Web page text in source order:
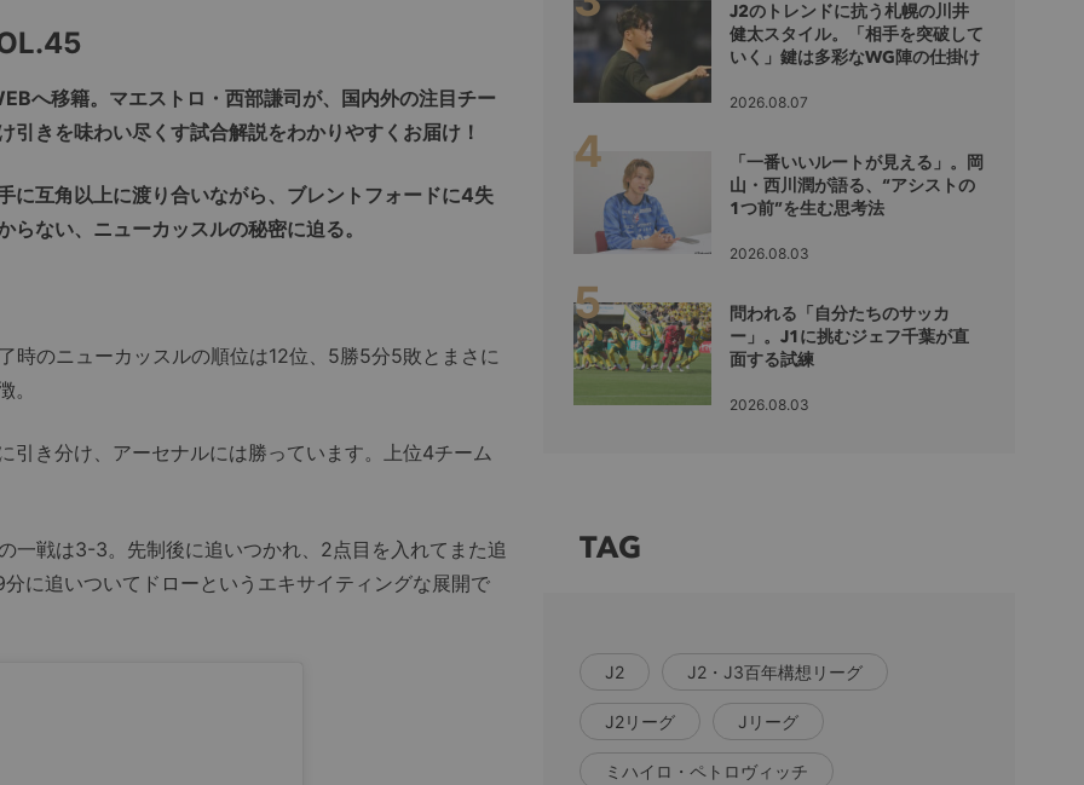
へ移籍。マエストロ・西部謙司が、国内外の注目チー
きを味わい尽くす試合解説をわかりやすくお届け！
に互角以上に渡り合いながら、ブレントフォードに4失
ない、ニューカッスルの秘密に迫る。
のニューカッスルの順位は12位、5勝5分5敗とまさに
。
き分け、アーセナルには勝っています。上位4チーム
戦は3-3。先制後に追いつかれ、2点目を入れてまた追
に追いついてドローというエキサイティングな展開で
J2のトレンドに抗う札幌の川井
健太スタイル。「相手を突破して
いく」鍵は多彩なWG陣の仕掛け
2026.08.07
「一番いいルートが見える」。岡
山・西川潤が語る、“アシストの
1つ前”を生む思考法
2026.08.03
問われる「自分たちのサッカ
ー」。J1に挑むジェフ千葉が直
面する試練
2026.08.03
TAG
J2 J2・J3百年構想リーグ
J2リーグ Jリーグ
ミハイロ・ペトロヴィッチ